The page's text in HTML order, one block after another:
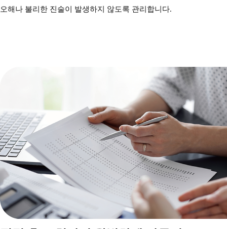
오해나 불리한 진술이 발생하지 않도록 관리합니다.